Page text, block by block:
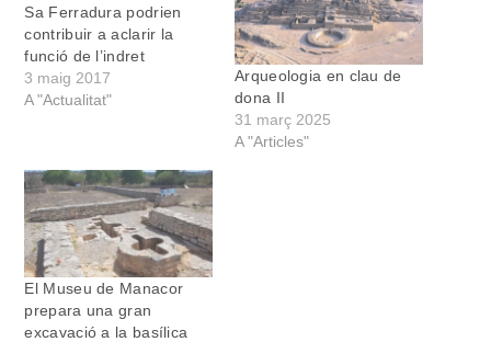
Sa Ferradura podrien
contribuir a aclarir la
funció de l’indret
3 maig 2017
A "Actualitat"
Arqueologia en clau de
dona II
31 març 2025
A "Articles"
El Museu de Manacor
prepara una gran
excavació a la basílica